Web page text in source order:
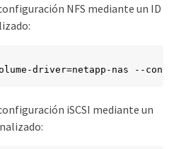
NFS mediante un ID
driver=netapp-nas --
iSCSI mediante un